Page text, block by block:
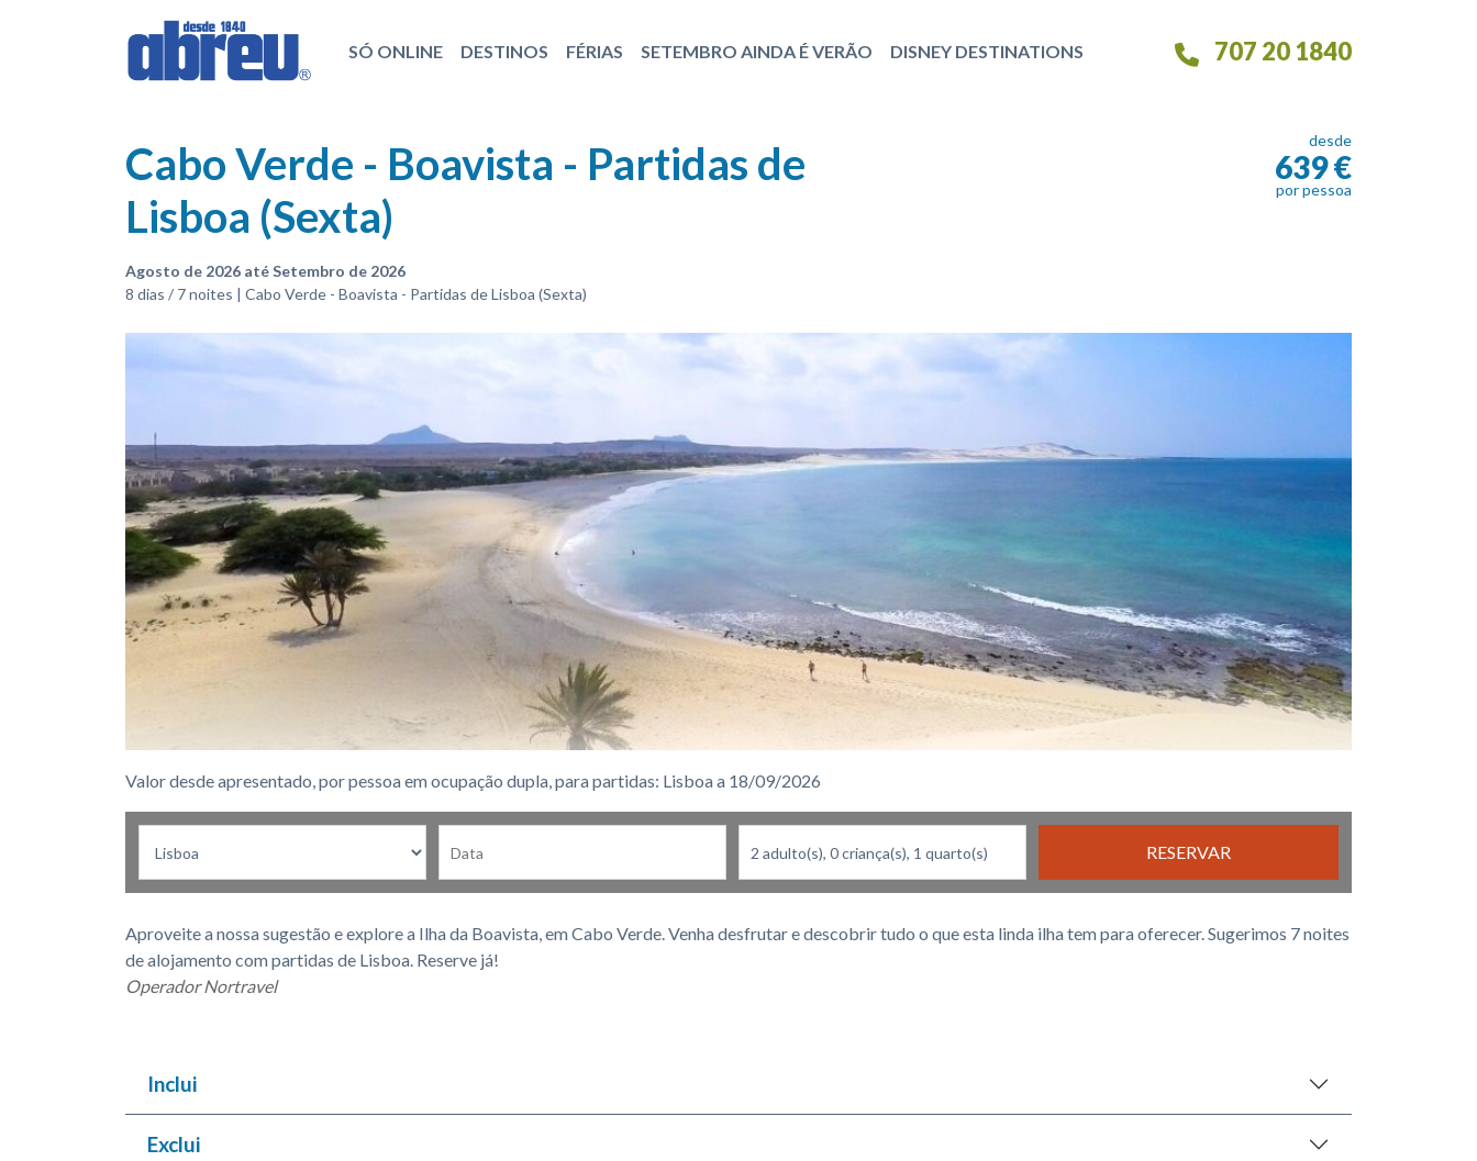
SÓ ONLINE DESTINOS FÉRIAS SETEMBRO AINDA É VERÃO DISNEY DESTINATIONS 707 20 1840
Cabo Verde - Boavista - Partidas de
Lisboa (Sexta)
Agosto de 2026 até Setembro de 2026
8 dias / 7 noites | Cabo Verde - Boavista - Partidas de Lisboa (Sexta)
desde
639 €
por pessoa
Valor desde apresentado, por pessoa em ocupação dupla, para partidas: Lisboa a 18/09/2026
RESERVAR
Aproveite a nossa sugestão e explore a Ilha da Boavista, em Cabo Verde. Venha desfrutar e descobrir tudo o que esta linda ilha tem para oferecer. Sugerimos 7 noites
de alojamento com partidas de Lisboa. Reserve já!
Operador Nortravel
Inclui
Exclui